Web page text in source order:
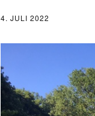
4. JULI 2022